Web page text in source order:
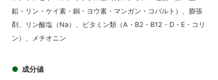
鉛・リン・ケイ素・銅・ヨウ素・マンガン・コバルト）、膨張
剤、リン酸塩（Na）、ビタミン類（A・B2・B12・D・E・コリ
ン）、メチオニン
成分値